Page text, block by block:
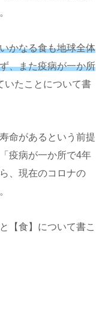
かなる食も地球全体
、また疫病が一か所
いたことについて書
命があるという前提
疫病が一か所で4年
、現在のコロナの
【食】について書こ